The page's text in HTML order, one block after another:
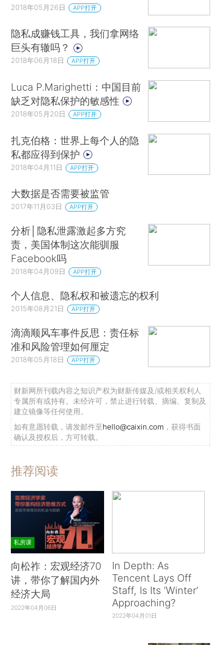
2018年05月26日 APP打开
隐私成赚钱工具，我们拿网络
巨头有辙吗？
2018年06月18日 APP打开
Luca P.Marighetti：中国目前
缺乏对隐私保护的敏感性
2018年05月20日 APP打开
扎克伯格：世界上每个人的隐
私都应得到保护
2018年04月11日 APP打开
大数据是否需要被监管
2017年11月03日 APP打开
分析│隐私泄露激起多方究
责，美国体制这次能驯服
Facebook吗
2018年04月09日 APP打开
个人信息、隐私权和被遗忘的权利
2015年08月21日 APP打开
滴滴顺风车事件反思：责任标
准和风险管理如何厘定
2018年05月18日 APP打开
财新网所刊载内容之知识产权为财新传媒及/或相关权利人
专属所有或持有。未经许可，禁止进行转载、摘编、复制及
建立镜像等任何使用。
如有意愿转载，请发邮件至hello@caixin.com ，获得书面
确认及授权后，方可转载。
推荐阅读
私房课
向松祚：宏观经济70
讲，带你了解国内外
经济大局
2022年04月06日
In Depth: As
Tencent Lays Off
Staff, Is Its ‘Winter’
Approaching?
2022年04月01日